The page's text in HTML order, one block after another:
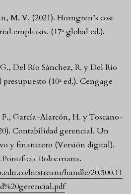
M. V. (2021). Horngren’s cost
emphasis. (17ª global ed.).
Del Río Sánchez, R. y Del Río
presupuesto (10ª ed.). Cengage
García-Alarcón, H. y Toscano-
Contabilidad gerencial. Un
y financiero (Versión digital).
Bolivariana.
bitstream/handle/20.500.11